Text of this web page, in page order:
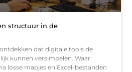
structuur in de
dat digitale tools de
kunnen versimpelen. Waar
losse mapjes en Excel-bestanden